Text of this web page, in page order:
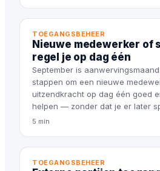
TOEGANGSBEHEER
Nieuwe medewerker of
regel je op dag één
September is
stappen om een nieuwe
uitzendkracht op dag één goed
helpen — zonder dat je er later
5 min
TOEGANGSBEHEER